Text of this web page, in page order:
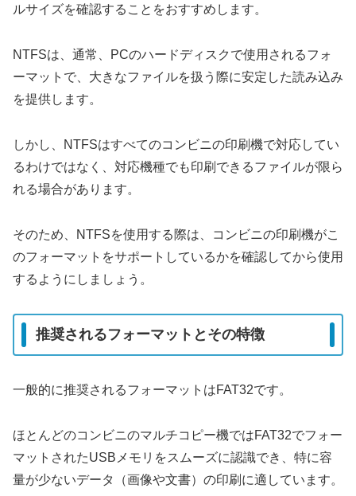
ルサイズを確認することをおすすめします。
NTFSは、通常、PCのハードディスクで使用されるフォ
ーマットで、大きなファイルを扱う際に安定した読み込み
を提供します。
しかし、NTFSはすべてのコンビニの印刷機で対応してい
るわけではなく、対応機種でも印刷できるファイルが限ら
れる場合があります。
そのため、NTFSを使用する際は、コンビニの印刷機がこ
のフォーマットをサポートしているかを確認してから使用
するようにしましょう。
推奨されるフォーマットとその特徴
一般的に推奨されるフォーマットはFAT32です。
ほとんどのコンビニのマルチコピー機ではFAT32でフォー
マットされたUSBメモリをスムーズに認識でき、特に容
量が少ないデータ（画像や文書）の印刷に適しています。